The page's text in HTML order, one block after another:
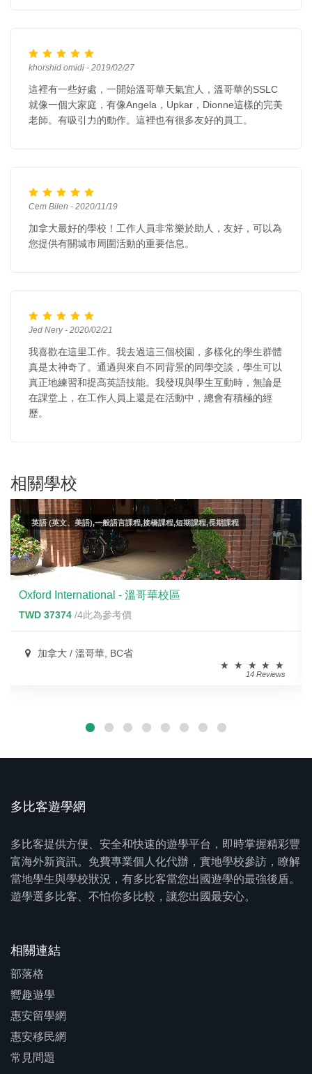
khorshid omidi - 2019/02/27
這裡有一些好處，一開始溫哥華天氣宜人，溫哥華的SSLC
就像一個大家庭，有像Angela，Upkar，Dionne這樣的完美
老師。有吸引力的動作。這裡也有很多友好的員工。
Cem Bilen - 2020/11/19
加拿大最好的學校！工作人員非常樂於助人，友好，可以為
您提供有關城市周圍活動的重要信息。
Jed Nery - 2020/02/21
我喜歡在這里工作。我去過這三個校園，多樣化的學生群體
真是太神奇了。通過與來自不同背景的同學交談，學生可以
真正地練習和提高英語技能。我發現與學生互動時，無論是
在課堂上，在工作人員上還是在活動中，總會有積極的經
歷。
相關學校
英語 (英文、美語),一般語言課程,接橋課程,短期課程,長期課程
Oxford International - 溫哥華校區
TWD 37374 /4此為參考價
加拿大 / 溫哥華, BC省
14 Reviews
多比客遊學網
多比客提供方便、安全和快速的遊學平台，即時掌握精彩豐
富海外新資訊。免費專業個人化代辦，實地學校參訪，瞭解
當地學生與學校狀況，有多比客當您出國遊學的最強後盾。
遊學選多比客、不怕你多比較，讓您出國最安心。
相關連結
部落格
嚮趣遊學
惠安留學網
惠安移民網
常見問題